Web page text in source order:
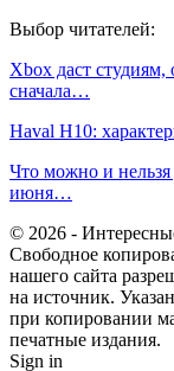
Выбор читателей:
Xbox даст студиям,
сначала…
Haval H10:
Что можно и
июня…
© 2026 -
Свободное
нашего сайта
на источник.
при копировании
печатные издания.
Sign in